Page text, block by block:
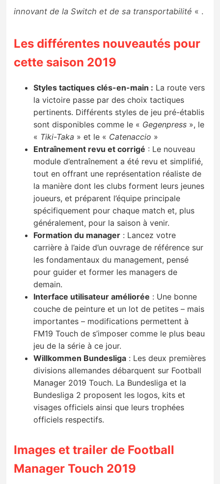
Guides
innovant de la Switch et de sa transportabilité « .
Les différentes nouveautés pour
cette saison 2019
Styles tactiques clés-en-main : La route vers
la victoire passe par des choix tactiques
pertinents. Différents styles de jeu pré-établis
sont disponibles comme le « Gegenpress », le
« Tiki-Taka » et le « Catenaccio »
Entraînement revu et corrigé : Le nouveau
module d’entraînement a été revu et simplifié,
tout en offrant une représentation réaliste de
la manière dont les clubs forment leurs jeunes
joueurs, et préparent l’équipe principale
spécifiquement pour chaque match et, plus
généralement, pour la saison à venir.
Formation du manager : Lancez votre
carrière à l’aide d’un ouvrage de référence sur
les fondamentaux du management, pensé
pour guider et former les managers de
demain.
Interface utilisateur améliorée : Une bonne
couche de peinture et un lot de petites – mais
importantes – modifications permettent à
FM19 Touch de s’imposer comme le plus beau
jeu de la série à ce jour.
Willkommen Bundesliga : Les deux premières
divisions allemandes débarquent sur Football
Manager 2019 Touch. La Bundesliga et la
Bundesliga 2 proposent les logos, kits et
visages officiels ainsi que leurs trophées
officiels respectifs.
Images et trailer de Football
Manager Touch 2019